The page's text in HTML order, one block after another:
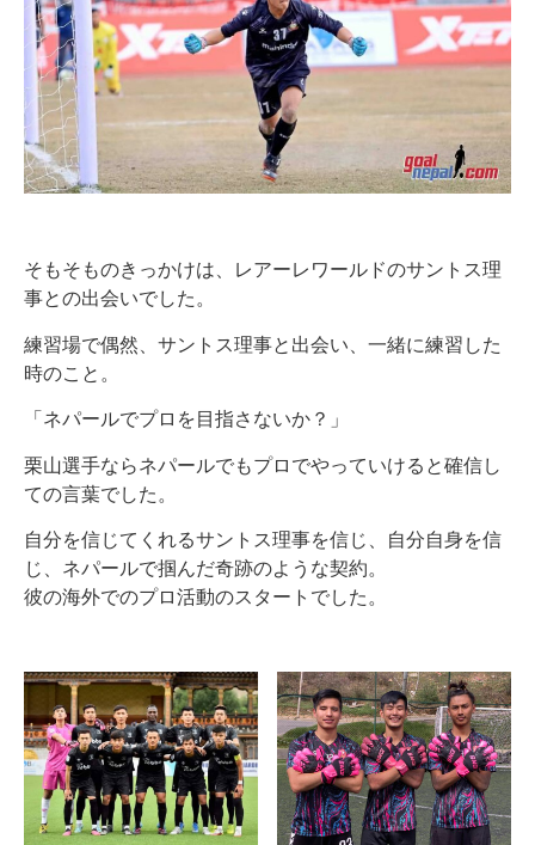
そもそものきっかけは、レアーレワールドのサントス理
事との出会いでした。
練習場で偶然、サントス理事と出会い、一緒に練習した
時のこと。
「ネパールでプロを目指さないか？」
栗山選手ならネパールでもプロでやっていけると確信し
ての言葉でした。
自分を信じてくれるサントス理事を信じ、自分自身を信
じ、ネパールで掴んだ奇跡のような契約。
彼の海外でのプロ活動のスタートでした。